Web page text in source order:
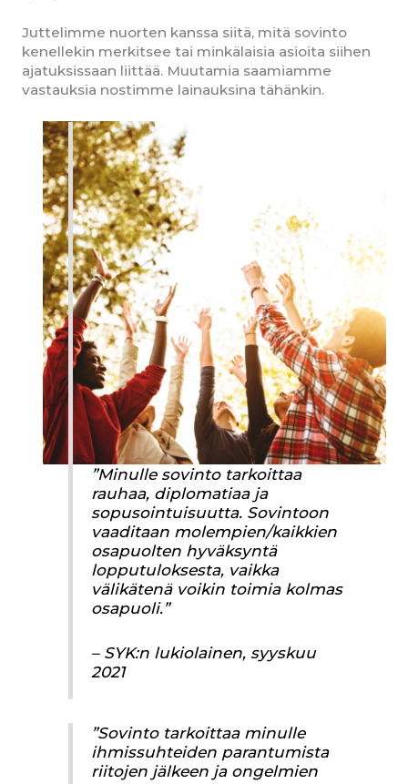
Juttelimme nuorten kanssa siitä, mitä sovinto
kenellekin merkitsee tai minkälaisia asioita siihen
ajatuksissaan liittää. Muutamia saamiamme
vastauksia nostimme lainauksina tähänkin.
”Minulle sovinto tarkoittaa
rauhaa, diplomatiaa ja
sopusointuisuutta. Sovintoon
vaaditaan molempien/kaikkien
osapuolten hyväksyntä
lopputuloksesta, vaikka
välikätenä voikin toimia kolmas
osapuoli.”
– SYK:n lukiolainen, syyskuu
2021
”Sovinto tarkoittaa minulle
ihmissuhteiden parantumista
riitojen jälkeen ja ongelmien